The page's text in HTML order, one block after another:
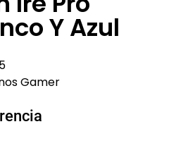
Y Azul
Gamer